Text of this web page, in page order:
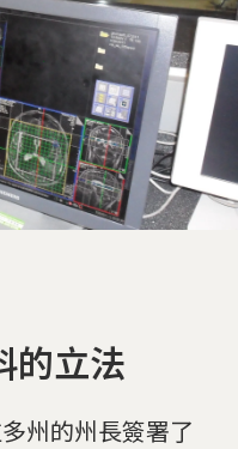
的立法
州的州長簽署了